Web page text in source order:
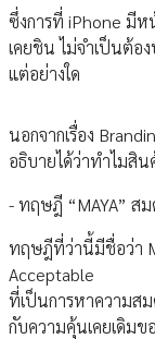
ซึ่งการที่ iPhone มีห
เคยชิน ไม่จำเป็นต้อ
แต่อย่างใด
นอกจากเรื่อง
อธิบายได้ว่าทำไมสิ
- ทฤษฎี “MAYA” ส
ทฤษฎีที่ว่านี้มีชื่อว่า
Acceptable
ที่เป็นการหาความส
กับความคุ้นเคยเดิมข